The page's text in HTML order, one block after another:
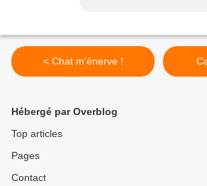
< Chat m'énerve !
Hébergé par Overblog
Top articles
Pages
Contact